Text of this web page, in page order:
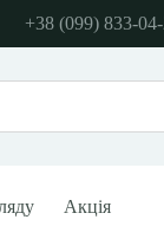
+38 (099) 833-
Акція